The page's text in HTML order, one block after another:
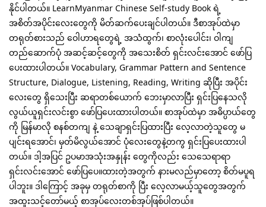
နိုင်ပါတယ်။ LearnMyanmar Chinese Self-study Book ရဲ့
အစိတ်အပိုင်းလေးတွေကို မိတ်ဆက်ပေးချင်ပါတယ်။ ဒီစာအုပ်ထဲမှာ
တရုတ်စားသည် ဝေါဟာရတွေရဲ့ အသံထွက်၊ စာလုံးပေါင်း၊ ဝါကျ
တည်ဆောက်ပုံ အဆင့်ဆင့်တွေကို အသေးစိတ် ရှင်းလင်းအောင် ဖော်ပြ
ပေးထားပါတယ်။ Vocabulary, Grammar Pattern and Sentence
Structure, Dialogue, Listening, Reading, Writing ဆိုပြီး အပိုင်း
လေးတွေ ရှိသေးပြီး ဆရာတစ်ယောက် ဘေးမှာလာပြီး ရှင်းပြနေသလို
လွယ်ယူရှင်းလင်းစွာ ဖော်ပြပေးထားပါတယ်။ စာအုပ်ထဲမှာ အဓိပ္ပာယ်တွေ
ကို မြန်မာလို စနစ်တကျ နဲ့ သေချာရှင်းပြထားပြီး လေ့လာတဲ့သူတွေ မ
ပျင်းရအောင်၊ မှတ်မိလွယ်အောင် ပုံလေးတွေနဲ့တကွ ရှင်းပြပေးထားပါ
တယ်။ ဒါ့အပြင် ဥပမာအသုံးအနှုန်း တွေကိုလည်း သေသေရာရာ
ရှင်းလင်းအောင် ဖော်ပြပေ။ထားတဲ့အတွက် နားမလည်မှာတော့ စိတ်မပူရ
ပါဘူး။ ဒါကြောင့် အခုမှ တရုတ်စာကို ပြီး လေ့လာမယ့်သူတွေအတွက်
အထူးသင့်တော်မယ့် စာအုပ်လေးတစ်အုပ်ဖြစ်ပါတယ်။